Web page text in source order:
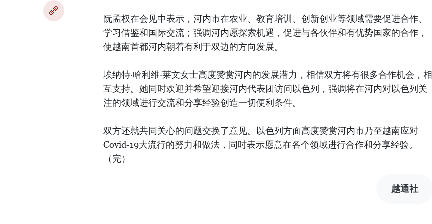
阮孟权在会见中表示，河内市在农业、教育培训、创新创业等领域需要促进合作、
学习借鉴和国际交流；强调河内愿探索机遇，促进与各伙伴和有优势国家的合作，
使越南首都河内朝着有利于双边的方向发展。
埃纳特·哈利维·莱文女士高度赞赏河内的发展潜力，相信双方将有很多合作机会，相
互支持。她同时欢迎并希望迎接河内代表团访问以色列，强调将在河内对以色列关
注的领域进行交流和分享经验创造一切便利条件。
双方还就共同关心的问题交换了意见。以色列方面高度赞赏河内市乃至越南应对
Covid-19大流行的努力和做法，同时表示愿意在各个领域进行合作和分享经验。
（完）
越通社